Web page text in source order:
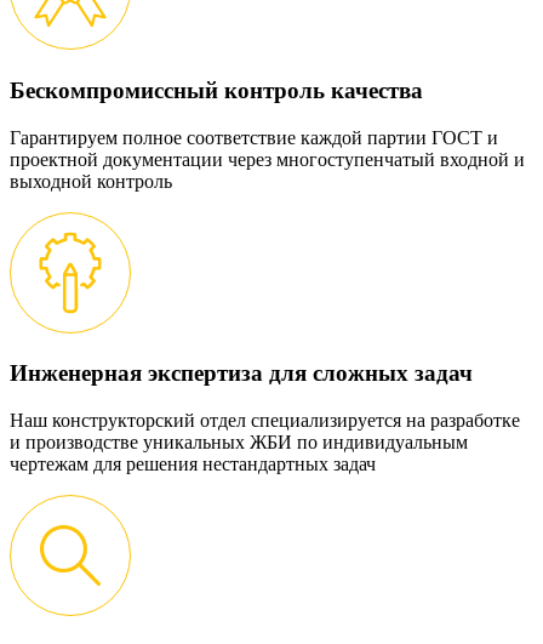
Бескомпромиссный контроль качества
Гарантируем полное соответствие каждой партии ГОСТ и
проектной документации через многоступенчатый входной и
выходной контроль
Инженерная экспертиза для сложных задач
Наш конструкторский отдел специализируется на разработке
и производстве уникальных ЖБИ по индивидуальным
чертежам для решения нестандартных задач